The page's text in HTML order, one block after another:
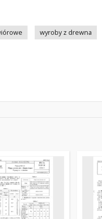
wyroby z drewna